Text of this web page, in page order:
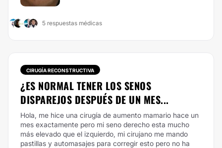
5 respuestas médicas
CIRUGÍA RECONSTRUCTIVA
¿ES NORMAL TENER LOS SENOS
DISPAREJOS DESPUÉS DE UN MES...
Hola, me hice una cirugía de aumento mamario hace un
mes exactamente pero mi seno derecho esta mucho
más elevado que el izquierdo, mi cirujano me mando
pastillas y automasajes para corregir esto pero no ha